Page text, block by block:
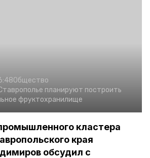
Общество
планируют построить
фруктохранилище
кластера
края
обсудил с